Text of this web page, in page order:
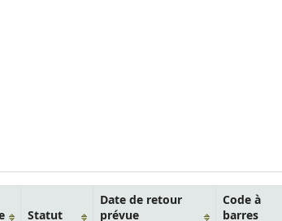
Statut
Date de retour
prévue
Code à
barres